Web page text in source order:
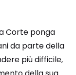
Corte ponga
da parte della
più difficile,